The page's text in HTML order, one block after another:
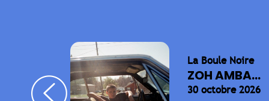
La Boule Noire
ZOH AMBA...
30 octobre 2026